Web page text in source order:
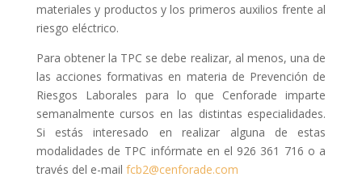
materiales y productos y los primeros auxilios frente al
riesgo eléctrico.
Para obtener la TPC se debe realizar, al menos, una de
las acciones formativas en materia de Prevención de
Riesgos Laborales para lo que Cenforade imparte
semanalmente cursos en las distintas especialidades.
Si estás interesado en realizar alguna de estas
modalidades de TPC infórmate en el 926 361 716 o a
través del e-mail fcb2@cenforade.com